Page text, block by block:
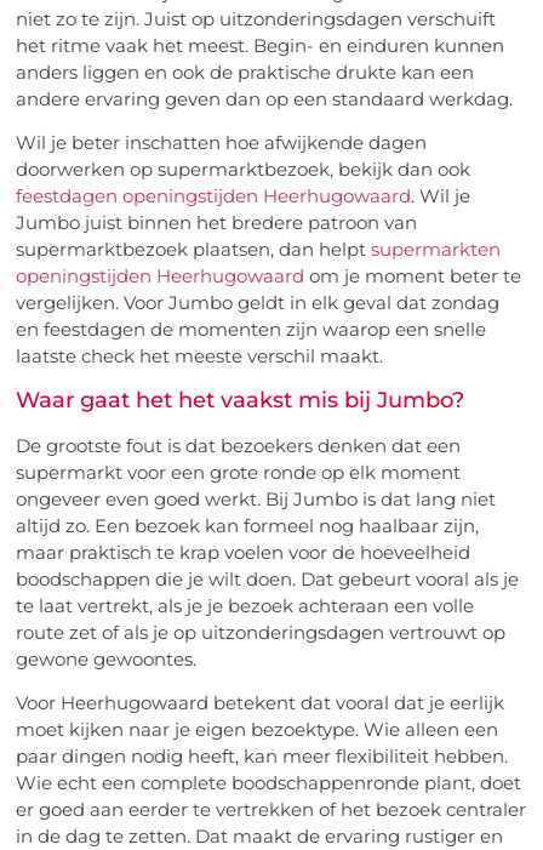
niet zo te zijn. Juist op uitzonderingsdagen verschuift
het ritme vaak het meest. Begin- en einduren kunnen
anders liggen en ook de praktische drukte kan een
andere ervaring geven dan op een standaard werkdag.
Wil je beter inschatten hoe afwijkende dagen
doorwerken op supermarktbezoek, bekijk dan ook
feestdagen openingstijden Heerhugowaard. Wil je
Jumbo juist binnen het bredere patroon van
supermarktbezoek plaatsen, dan helptsupermarkten
openingstijden Heerhugowaard om je moment beter te
vergelijken. Voor Jumbo geldt in elk geval dat zondag
en feestdagen de momenten zijn waarop een snelle
laatste check het meeste verschil maakt.
Waar gaat het het vaakst mis bij Jumbo?
De grootste fout is dat bezoekers denken dat een
supermarkt voor een grote ronde op elk moment
ongeveer even goed werkt. Bij Jumbo is dat lang niet
altijd zo. Een bezoek kan formeel nog haalbaar zijn,
maar praktisch te krap voelen voor de hoeveelheid
boodschappen die je wilt doen. Dat gebeurt vooral als je
te laat vertrekt, als je je bezoek achteraan een volle
route zet of als je op uitzonderingsdagen vertrouwt op
gewone gewoontes.
Voor Heerhugowaard betekent dat vooral dat je eerlijk
moet kijken naar je eigen bezoektype. Wie alleen een
paar dingen nodig heeft, kan meer flexibiliteit hebben.
Wie echt een complete boodschappenronde plant, doet
er goed aan eerder te vertrekken of het bezoek centraler
in de dag te zetten. Dat maakt de ervaring rustiger en